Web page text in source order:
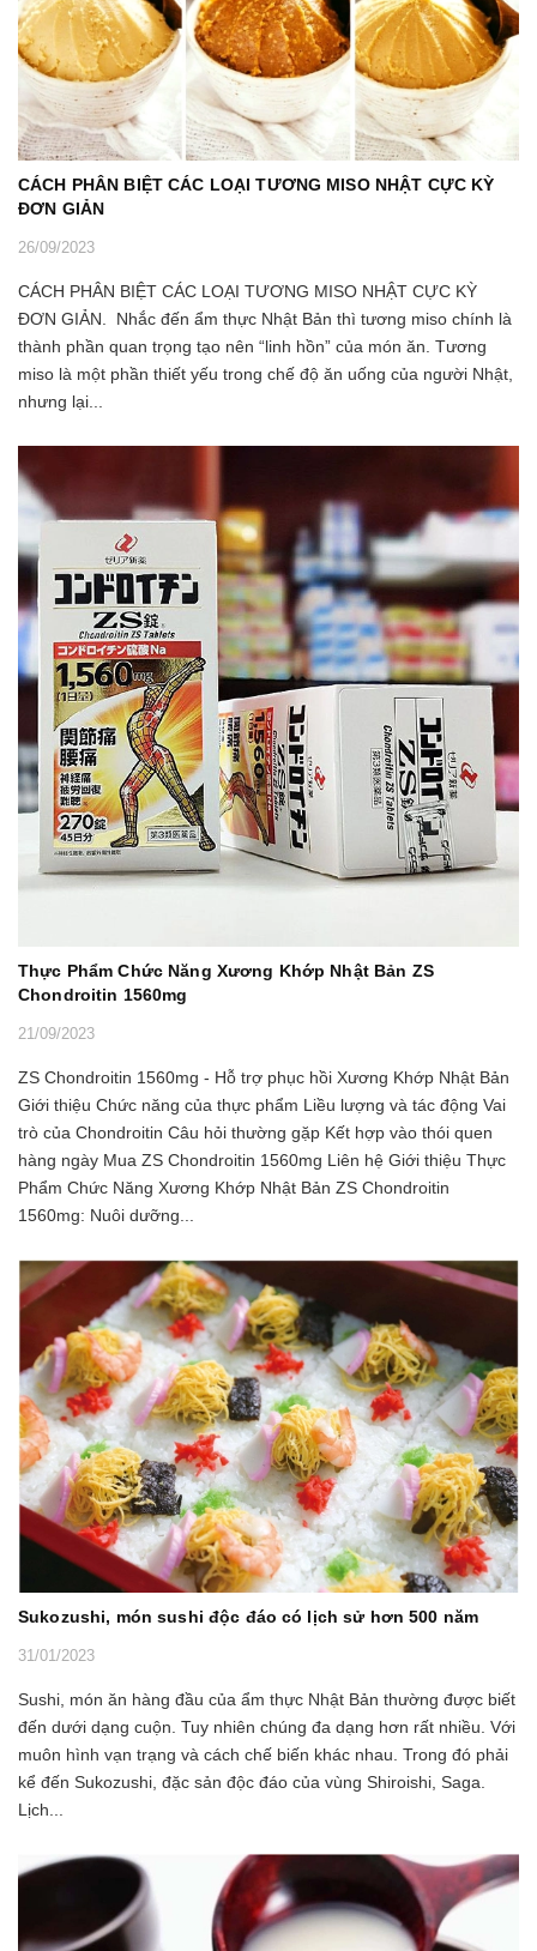
CÁCH PHÂN BIỆT CÁC LOẠI TƯƠNG MISO NHẬT CỰC KỲ
ĐƠN GIẢN
26/09/2023
CÁCH PHÂN BIỆT CÁC LOẠI TƯƠNG MISO NHẬT CỰC KỲ
ĐƠN GIẢN. Nhắc đến ẩm thực Nhật Bản thì tương miso chính là
thành phần quan trọng tạo nên “linh hồn” của món ăn. Tương
miso là một phần thiết yếu trong chế độ ăn uống của người Nhật,
nhưng lại...
Thực Phẩm Chức Năng Xương Khớp Nhật Bản ZS
Chondroitin 1560mg
21/09/2023
ZS Chondroitin 1560mg - Hỗ trợ phục hồi Xương Khớp Nhật Bản
Giới thiệu Chức năng của thực phẩm Liều lượng và tác động Vai
trò của Chondroitin Câu hỏi thường gặp Kết hợp vào thói quen
hàng ngày Mua ZS Chondroitin 1560mg Liên hệ Giới thiệu Thực
Phẩm Chức Năng Xương Khớp Nhật Bản ZS Chondroitin
1560mg: Nuôi dưỡng...
Sukozushi, món sushi độc đáo có lịch sử hơn 500 năm
31/01/2023
Sushi, món ăn hàng đầu của ẩm thực Nhật Bản thường được biết
đến dưới dạng cuộn. Tuy nhiên chúng đa dạng hơn rất nhiều. Với
muôn hình vạn trạng và cách chế biến khác nhau. Trong đó phải
kể đến Sukozushi, đặc sản độc đáo của vùng Shiroishi, Saga.
Lịch...